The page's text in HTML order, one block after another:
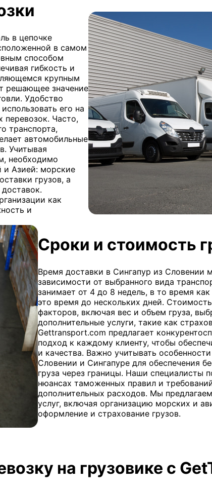
в цепочке
в самом
способом
гибкость и
крупным
решающее значение
Удобство
его на
перевозок. Часто,
транспорта,
автомобильные
Учитывая
необходимо
и Азией: морские
грузов, а
как
и
Сроки и стоимость
Время доставки в Сингапур из Словении
зависимости от выбранного вида
занимает от 4 до 8 недель, в то время
это время до нескольких дней.
факторов, включая вес и объем груза,
дополнительные услуги, такие как
Gettransport.com предлагает
подход к каждому клиенту, чтобы
и качества. Важно учитывать
Словении и Сингапуре для обеспечения
груза через границы. Наши специалисты
нюансах таможенных правил и
дополнительных расходов. Мы
услуг, включая организацию морских и
оформление и страхование грузов.
на грузовике с